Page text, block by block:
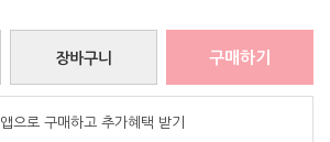
장바구니 구매하기
앱으로 구매하고 추가혜택 받기